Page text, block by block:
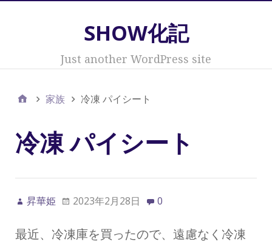
SHOW化記
Just another WordPress site
家族 冷凍 パイシート
冷凍 パイシート
昇華姫 2023年2月28日 0
最近、冷凍庫を買ったので、遠慮なく冷凍